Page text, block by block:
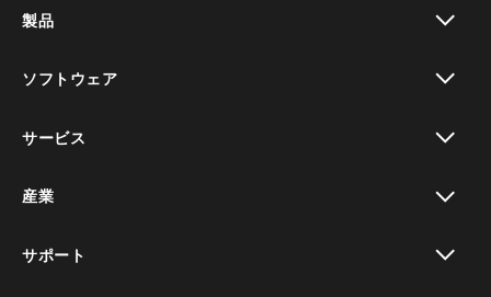
製品
ソフトウェア
サービス
産業
サポート